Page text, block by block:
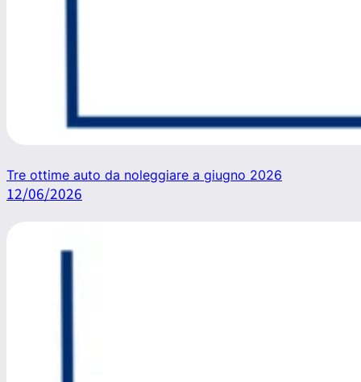
Tre ottime auto da noleggiare a giugno 2026
12/06/2026